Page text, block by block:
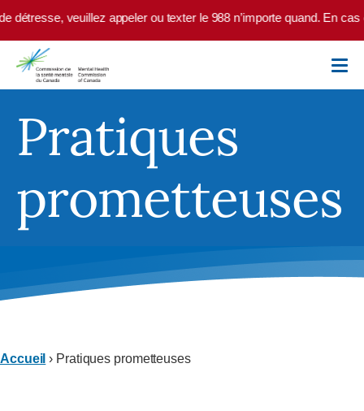
Skip to main content
veuillez appeler ou texter le 988 n’importe quand. En cas
Pratiques
prometteuses
Accueil › Pratiques prometteuses